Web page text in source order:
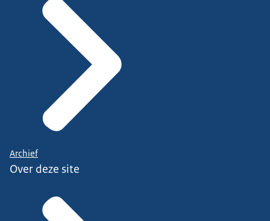
Archief
Over deze site